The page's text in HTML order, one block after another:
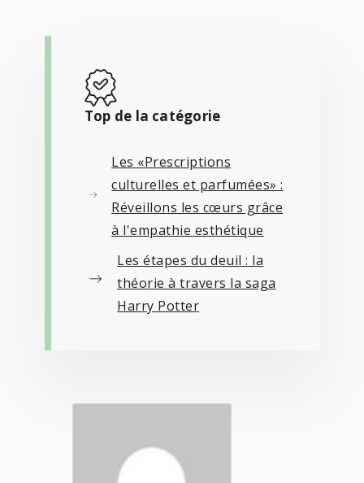
Top de la catégorie
Les «Prescriptions
culturelles et parfumées» :
Réveillons les cœurs grâce
à l'empathie esthétique
Les étapes du deuil : la
théorie à travers la saga
Harry Potter